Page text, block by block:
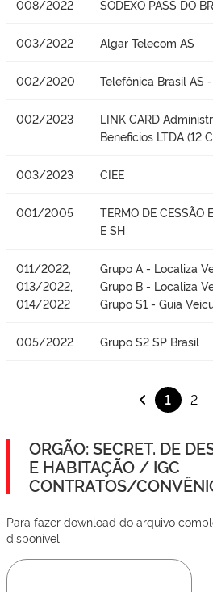
008/2022 SODEXO PASS DO
003/2022 Algar Telecom AS
002/2020 Telefônica Brasil AS
002/2023
LINK CARD
Beneficios LTDA (12
003/2023 CIEE
001/2005
TERMO DE CESSÃO
E SH
011/2022,
013/2022,
014/2022
Grupo A - Localiza
Grupo B - Localiza
Grupo S1 - Guia
005/2022 Grupo S2 SP Brasil
1 2
ORGÃO: SECRET. DE
E HABITAÇÃO / IGC
CONTRATOS/
Para fazer download do arquivo
disponível